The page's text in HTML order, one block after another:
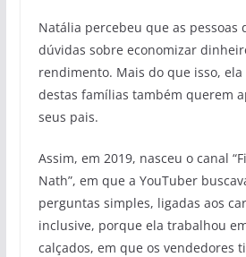
Natália percebeu que as pessoas
dúvidas sobre economizar
rendimento. Mais do que isso,
destas famílias também querem
seus pais.
Assim, em 2019, nasceu o canal
Nath”, em que a YouTuber
perguntas simples, ligadas aos
inclusive, porque ela trabalhou
calçados, em que os vendedores